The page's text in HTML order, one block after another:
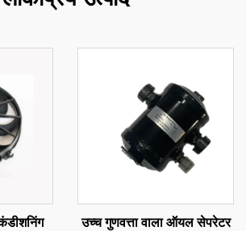
उच्च गुणवत्ता वाला ऑयल सेपरेटर